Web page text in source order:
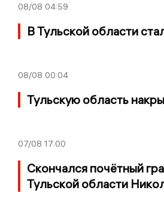
08/08 04:59
В Тульской области
08/08 00:04
Тульскую область
07/08 17:00
Скончался почётный
Тульской области